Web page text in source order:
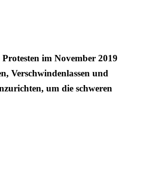
im November 2019
Verschwindenlassen und
um die schweren